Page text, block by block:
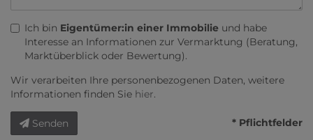
Ich bin Eigentümer:in einer Immobilie und habe
Interesse an Informationen zur Vermarktung (Beratung,
Marktüberblick oder Bewertung).
Wir verarbeiten Ihre personenbezogenen Daten, weitere
Informationen finden Sie hier.
Senden * Pflichtfelder